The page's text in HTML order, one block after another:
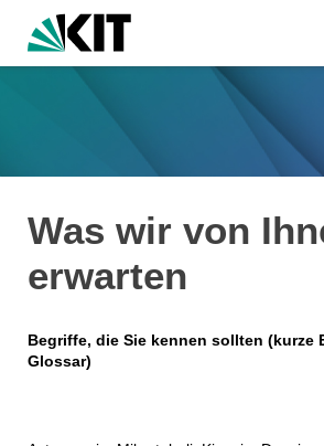
Was wir von
erwarten
Begriffe, die Sie kennen sollten (kurze
Glossar)